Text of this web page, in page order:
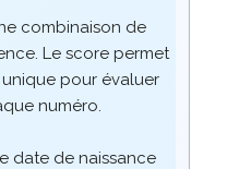
combinaison de
Le score permet
pour évaluer
numéro.
date de naissance